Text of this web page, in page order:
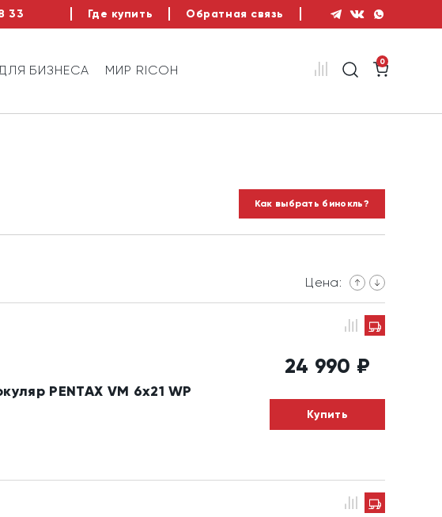
33 Где купить Обратная связь
ДЛЯ БИЗНЕСА МИР RICOH
0
Как выбрать бинокль?
Цена:
PENTAX VM 6x21 WP
24 990 ₽
Купить